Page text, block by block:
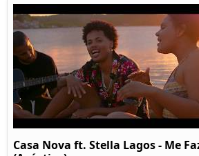
Casa Nova ft. Stella Lagos - Me